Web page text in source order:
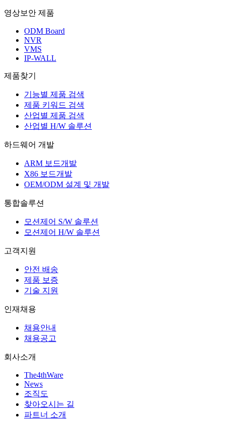
영상보안 제품
ODM Board
NVR
VMS
IP-WALL
제품찾기
기능별 제품 검색
제품 키워드 검색
산업별 제품 검색
산업별 H/W 솔루션
하드웨어 개발
ARM 보드개발
X86 보드개발
OEM/ODM 설계 및 개발
통합솔루션
모션제어 S/W 솔루션
모션제어 H/W 솔루션
고객지원
안전 배송
제품 보증
기술 지원
인재채용
채용안내
채용공고
회사소개
The4thWare
News
조직도
찾아오시는 길
파트너 소개